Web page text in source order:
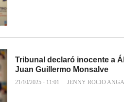
Tribunal declaró inocente a
Juan Guillermo Monsalve
21/10/2025 - 11:01 JENNY ROCIO